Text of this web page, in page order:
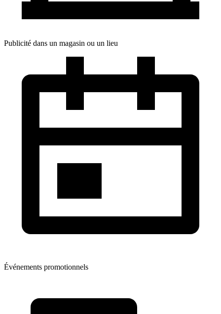
Publicité dans un magasin ou un lieu
Événements promotionnels